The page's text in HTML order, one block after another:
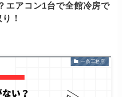
エアコン1台で全館冷房で
！
一条工務店